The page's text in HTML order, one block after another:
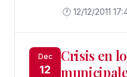
RTV, ha
informativos
oeste en
🕐 12/12/2011
Dec
12
Crisis en